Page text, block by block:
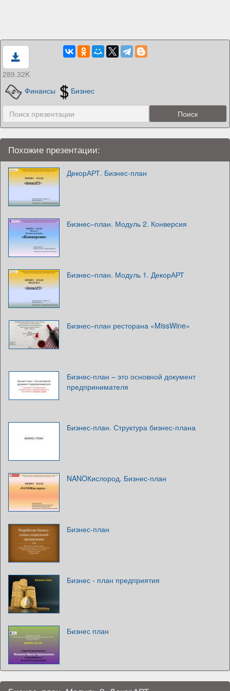
289.32K
Финансы
Бизнес
Похожие презентации:
ДекорАРТ. Бизнес-план
Бизнес–план. Модуль 2. Конверсия
Бизнес–план. Модуль 1. ДекорАРТ
Бизнес–план ресторана «MissWine»
Бизнес-план – это основной документ
предпринимателя
Бизнес-план. Структура бизнес-плана
NANOКислород. Бизнес-план
Бизнес-план
Бизнес - план предприятия
Бизнес план